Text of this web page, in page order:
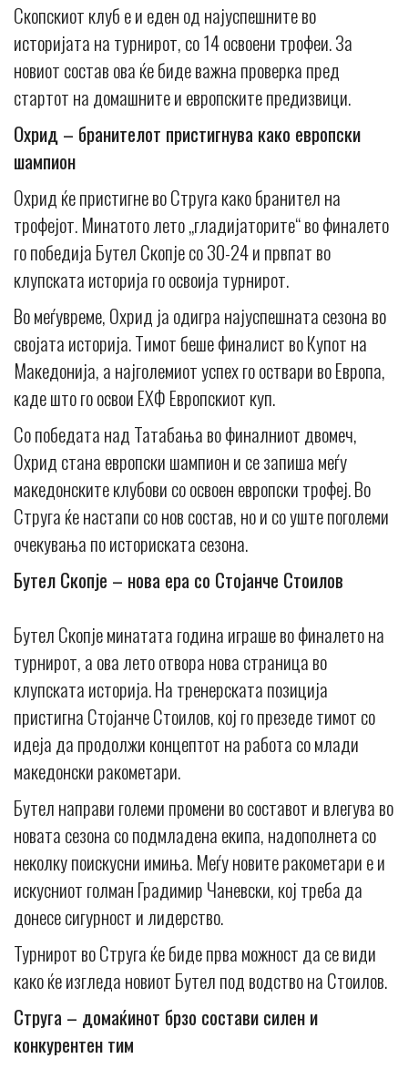
Скопскиот клуб е и еден од најуспешните во
историјата на турнирот, со 14 освоени трофеи. За
новиот состав ова ќе биде важна проверка пред
стартот на домашните и европските предизвици.
Охрид – бранителот пристигнува како европски
шампион
Oхрид ќе пристигне во Струга како бранител на
трофејот. Минатото лето „гладијаторите“ во финалето
го победија Бутел Скопје со 30-24 и првпат во
клупската историја го освоија турнирот.
Во меѓувреме, Охрид ја одигра најуспешната сезона во
својата историја. Тимот беше финалист во Купот на
Македонија, а најголемиот успех го оствари во Европа,
каде што го освои ЕХФ Европскиот куп.
Со победата над Татабања во финалниот двомеч,
Охрид стана европски шампион и се запиша меѓу
македонските клубови со освоен европски трофеј. Во
Струга ќе настапи со нов состав, но и со уште поголеми
очекувања по историската сезона.
Бутел Скопје – нова ера со Стојанче Стоилов
Бутел Скопје минатата година играше во финалето на
турнирот, а ова лето отвора нова страница во
клупската историја. На тренерската позиција
пристигна Стојанче Стоилов, кој го презеде тимот со
идеја да продолжи концептот на работа со млади
македонски ракометари.
Бутел направи големи промени во составот и влегува во
новата сезона со подмладена екипа, надополнета со
неколку поискусни имиња. Меѓу новите ракометари е и
искусниот голман Градимир Чаневски, кој треба да
донесе сигурност и лидерство.
Турнирот во Струга ќе биде прва можност да се види
како ќе изгледа новиот Бутел под водство на Стоилов.
Струга – домаќинот брзо состави силен и
конкурентен тим